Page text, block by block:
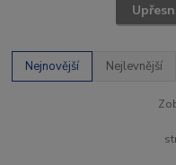
Nejnovější Nejlevnější